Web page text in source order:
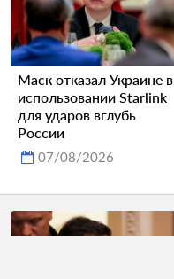
Маск отказал Украине в
использовании Starlink
для ударов вглубь
России
07/08/2026